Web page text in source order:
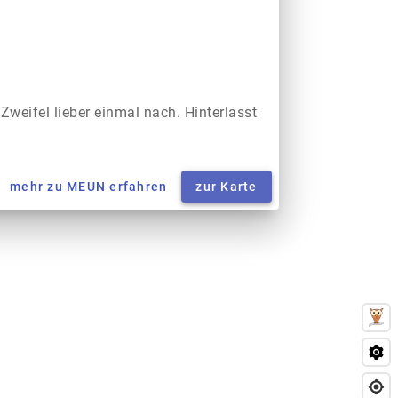
lieber einmal nach. Hinterlasst
mehr zu MEUN erfahren zur Karte